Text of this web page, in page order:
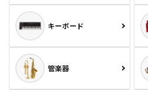
キーボード
管楽器